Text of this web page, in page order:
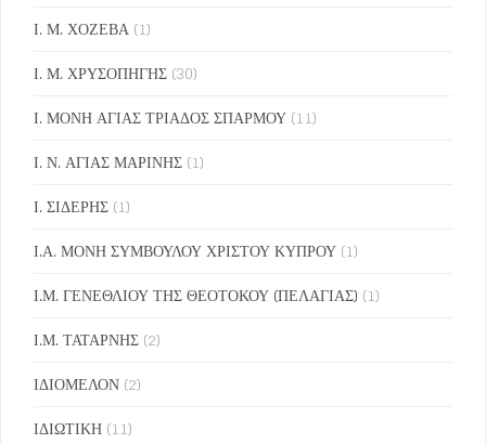
Ι. Μ. ΧΟΖΕΒΑ (1)
Ι. Μ. ΧΡΥΣΟΠΗΓΗΣ (30)
Ι. ΜΟΝΗ ΑΓΙΑΣ ΤΡΙΑΔΟΣ ΣΠΑΡΜΟΥ (11)
Ι. Ν. ΑΓΙΑΣ ΜΑΡΙΝΗΣ (1)
Ι. ΣΙΔΕΡΗΣ (1)
Ι.Α. ΜΟΝΗ ΣΥΜΒΟΥΛΟΥ ΧΡΙΣΤΟΥ ΚΥΠΡΟΥ (1)
Ι.Μ. ΓΕΝΕΘΛΙΟΥ ΤΗΣ ΘΕΟΤΟΚΟΥ (ΠΕΛΑΓΙΑΣ) (1)
Ι.Μ. ΤΑΤΑΡΝΗΣ (2)
ΙΔΙΟΜΕΛΟΝ (2)
ΙΔΙΩΤΙΚΗ (11)